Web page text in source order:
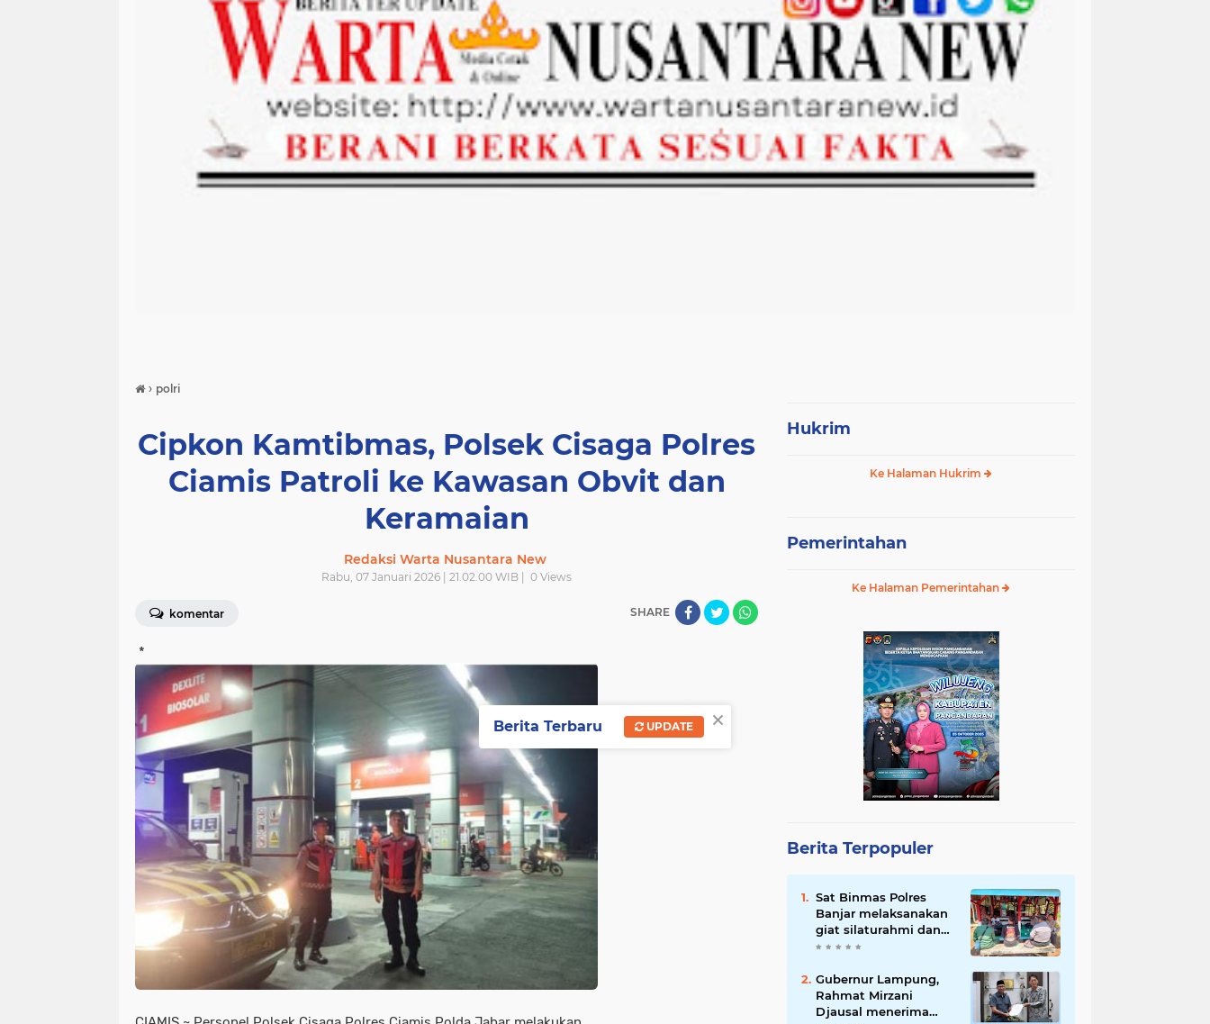
› polri
Cipkon Kamtibmas, Polsek Cisaga Polres
Ciamis Patroli ke Kawasan Obvit dan
Keramaian
Redaksi Warta Nusantara New
Rabu, 07 Januari 2026 | 21.02.00 WIB | 0 Views
komentar SHARE
*
Hukrim
Ke Halaman Hukrim
Pemerintahan
Ke Halaman Pemerintahan
Berita Terpopuler
Sat Binmas Polres
Banjar melaksanakan
giat silaturahmi dan
pembinaan kepada
Gubernur Lampung,
Rahmat Mirzani
Djausal menerima
×
Berita Terbaru UPDATE